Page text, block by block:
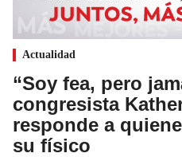
Actualidad
“Soy fea, pero
congresista
responde a
su físico